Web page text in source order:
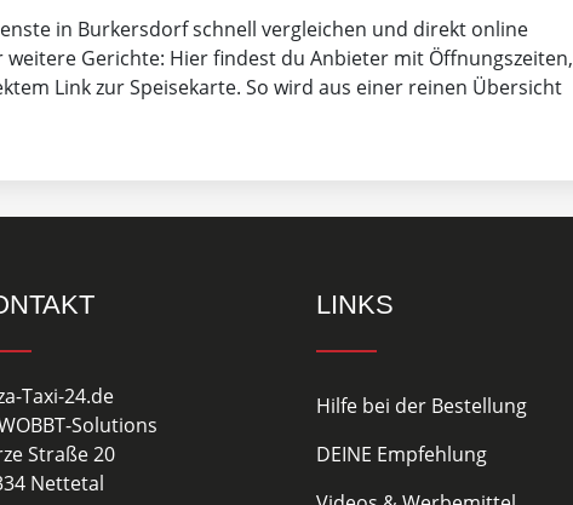
in Burkersdorf schnell vergleichen und direkt online
weitere Gerichte: Hier findest du Anbieter mit Öffnungszeiten,
Link zur Speisekarte. So wird aus einer reinen Übersicht
Taxi-24.de
Solutions
Straße 20
Nettetal
LINKS
Hilfe bei der Bestellung
DEINE Empfehlung